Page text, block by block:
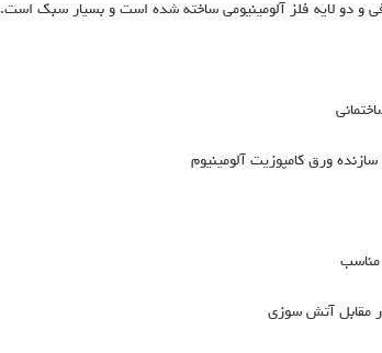
و دو لایه فلز آلومینیومی ساخته شده است و بسیار سبک است.
ورق کامپوزیت آلومینیوم
مناسب
مقابل آتش سوزی